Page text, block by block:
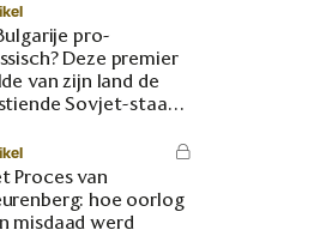
pro-
Deze premier
van zijn land de
Sovjet-staat
Proces van
hoe oorlog
misdaad werd